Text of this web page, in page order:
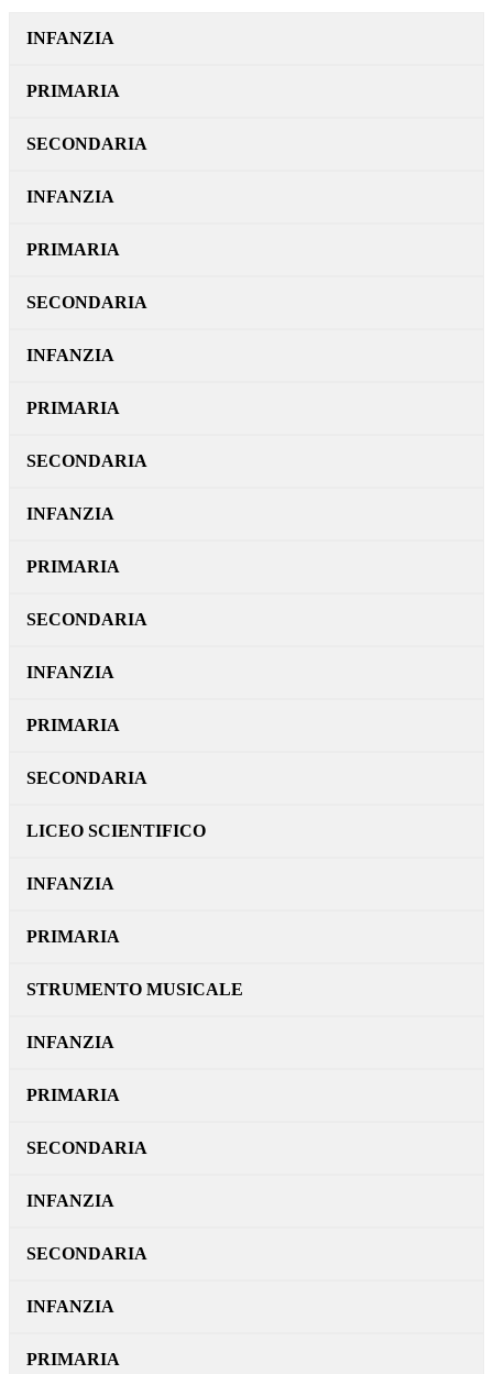
INFANZIA
PRIMARIA
SECONDARIA
INFANZIA
PRIMARIA
SECONDARIA
INFANZIA
PRIMARIA
SECONDARIA
INFANZIA
PRIMARIA
SECONDARIA
INFANZIA
PRIMARIA
SECONDARIA
LICEO SCIENTIFICO
INFANZIA
PRIMARIA
STRUMENTO MUSICALE
INFANZIA
PRIMARIA
SECONDARIA
INFANZIA
SECONDARIA
INFANZIA
PRIMARIA